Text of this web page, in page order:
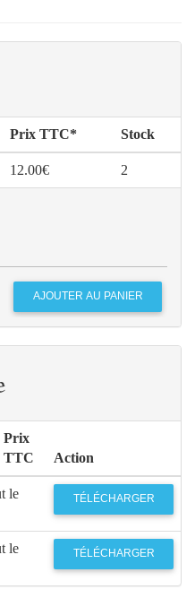
Prix TTC* Stock
12.00€ 2
Prix
TTC
Action
le
TÉLÉCHARGER
le
TÉLÉCHARGER